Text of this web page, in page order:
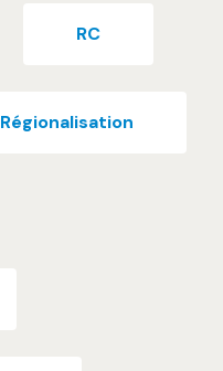
RC
Régionalisation